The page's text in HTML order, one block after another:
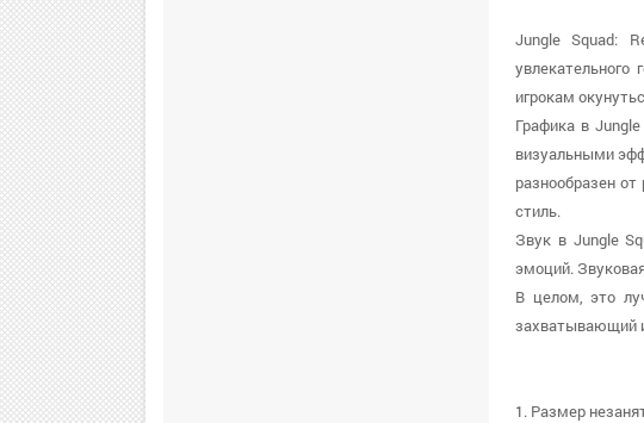
Jungle Squad:
игрокам
Графика в
визуальными
разнообразен
стиль.
Звук в Jungle
эмоций.
В целом, это
захватывающий
1. Размер